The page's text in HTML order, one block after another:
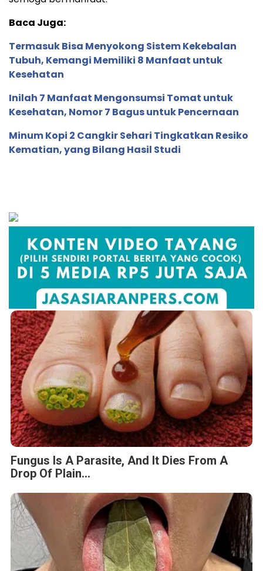
Baca Juga:
Termasuk Bisa Menyokong Sistem Kekebalan
Tubuh, Kemangi Memiliki 8 Manfaat untuk
Kesehatan
Inilah 7 Manfaat Mengonsumsi Tomat untuk
Kesehatan, Nomor 7 Bagus untuk Pencernaan
Minum Kopi 2 Cangkir Sehari Tingkatkan Resiko
Kematian, yang Bilang Hasil Studi
Fungus Is A Parasite, And It Dies From A
Drop Of Plain...